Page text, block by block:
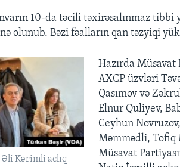
10-da təcili təxirəsalınmaz
olunub. Bəzi fəalların qan təzyiqi
Əli Kərimli aclıq
Hazırda Müsavat
AXCP üzvləri
Qasımov və
Elnur Quliyev,
Ceyhun
Məmmədli, Tofiq
Müsavat